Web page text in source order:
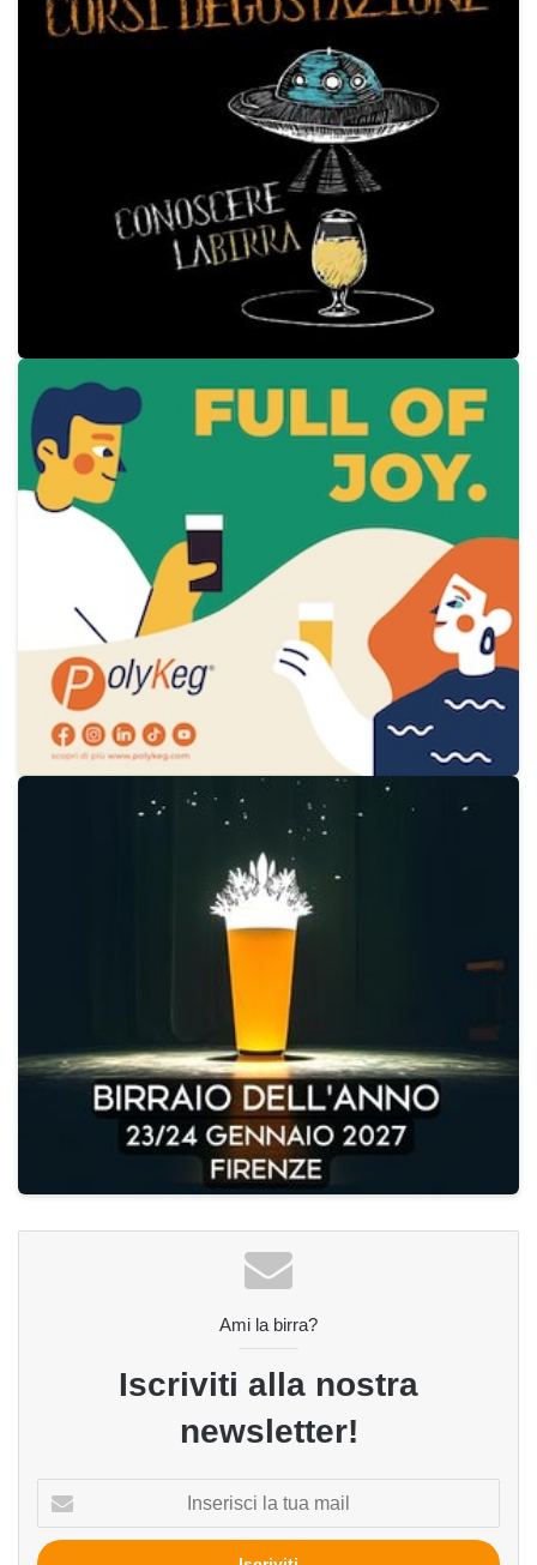
Ami la birra?
Iscriviti alla nostra
newsletter!
tua